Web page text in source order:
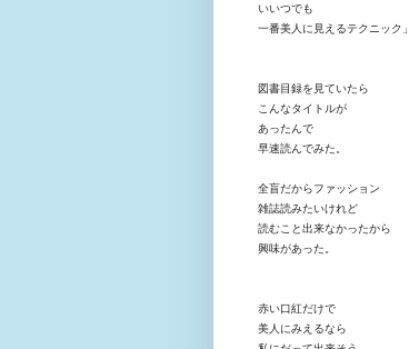
いいつでも
一番美人に見えるテクニック」
図書目録を見ていたら
こんなタイトルが
あったんで
早速読んでみた。
全盲だからファッション
雑誌読みたいけれど
読むこと出来なかったから
興味があった
赤い口紅だけで
美人にみえるなら